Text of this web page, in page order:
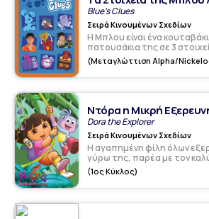
Blue's Clues
Σειρά Κινουμένων Σχεδίων
Η Μπλου είναι ένα
πατουσάκια της σε 3
(Μεταγλώττιση Alpha/
Ντόρα η Μικρή
Dora the Explorer
Σειρά Κινουμένων Σχεδίων
Η αγαπημένη φίλη όλων
γύρω της, παρέα με τον
(1ος Κύκλος)